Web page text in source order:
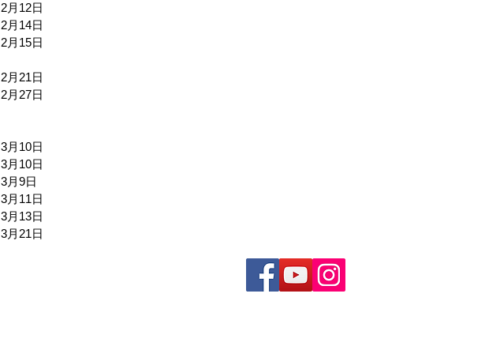
2月12日
2月14日
2月15日
2月21日
2月27日
3月10日
3月10日
3月9日
3月11日
3月13日
3月21日